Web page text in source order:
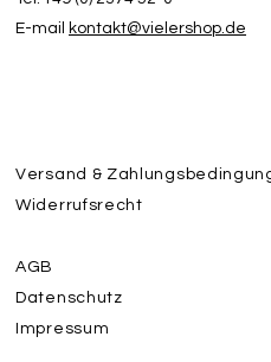
E-mail
kontakt@vielershop.de
Versand &
Widerrufsrecht
AGB
Datenschutz
Impressum